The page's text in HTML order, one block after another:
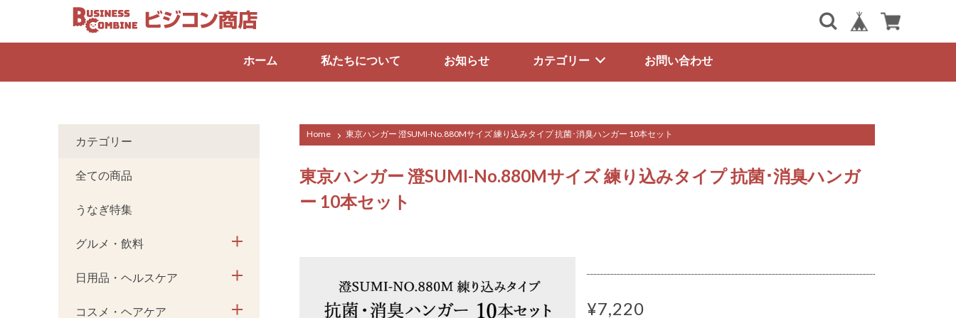
ホーム 私たちについて お知らせ カテゴリー お問い合わせ
Home 東京ハンガー 澄SUMI-No.880Mサイズ 練り込みタイプ 抗菌･消臭ハンガー 10本セット
東京ハンガー 澄SUMI-No.880Mサイズ 練り込みタイプ 抗菌･消臭ハンガ
ー 10本セット
¥7,220
カテゴリー
全ての商品
うなぎ特集
グルメ・飲料
日用品・ヘルスケア
コスメ・ヘアケア